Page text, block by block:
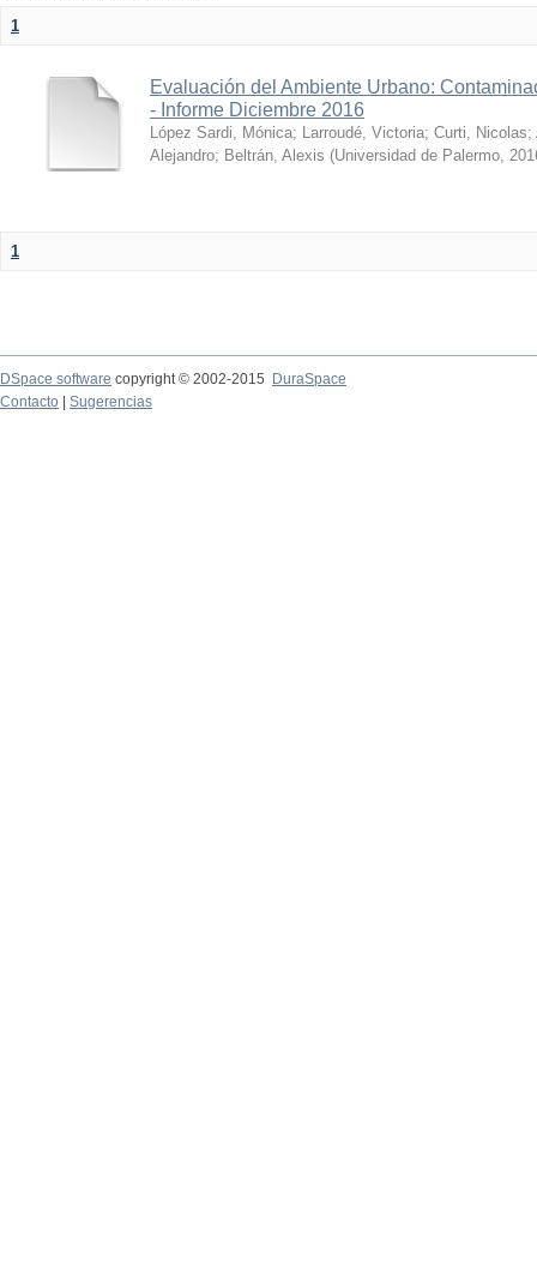
1
Evaluación del Ambiente Urbano:
- Informe Diciembre 2016
López Sardi, Mónica; Larroudé, Victoria; Curti, Nicolas;
Alejandro; Beltrán, Alexis (Universidad de Palermo,
1
DSpace software copyright © 2002-2015
DuraSpace
Contacto
Sugerencias